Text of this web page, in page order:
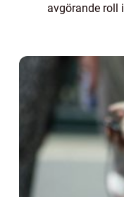
avgörande roll
aspekterna av